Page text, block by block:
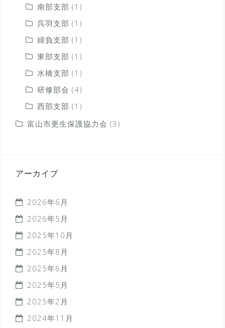
南部支部 (1)
呉羽支部 (1)
婦負支部 (1)
東部支部 (1)
水橋支部 (1)
研修部会 (4)
西部支部 (1)
富山市更生保護協力会 (3)
アーカイブ
2026年6月
2026年5月
2025年10月
2025年8月
2025年6月
2025年5月
2025年2月
2024年11月